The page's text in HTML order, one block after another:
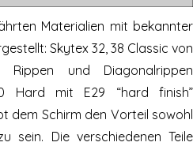
Materialien mit bekannter
Skytex 32, 38 Classic von
und Diagonalrippen
Hard mit E29 “hard finish”
dem Schirm den Vorteil sowohl
sein. Die verschiedenen Teile